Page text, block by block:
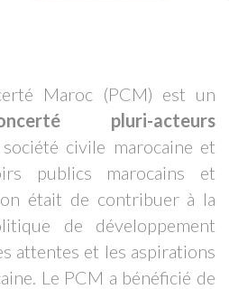
Maroc (PCM) est un
pluri-acteurs
civile marocaine et
publics marocains et
était de contribuer à la
de développement
attentes et les aspirations
Le PCM a bénéficié de